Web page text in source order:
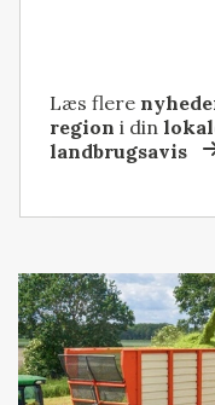
Læs flere
region i din
landbrugsavis